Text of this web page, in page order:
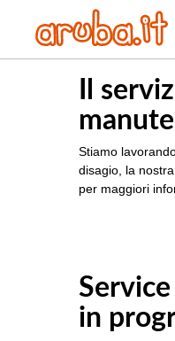
Il
Stiamo
disagio, la nostra
per maggiori
in